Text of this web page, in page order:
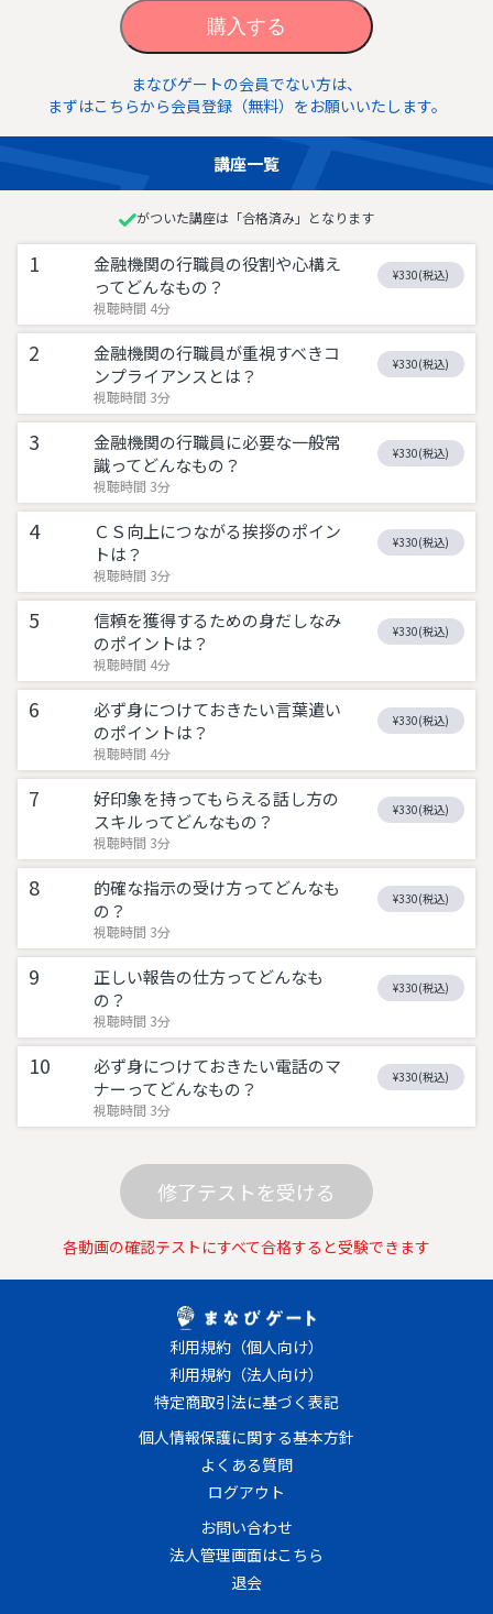
まなびゲートの会員でない方は、
まずはこちらから会員登録（無料）をお願いいたします。
講座一覧
がついた講座は「合格済み」となります
1
金融機関の行職員の役割や心構え
ってどんなもの？
視聴時間 4分
¥330(税込)
2
金融機関の行職員が重視すべきコ
ンプライアンスとは？
視聴時間 3分
¥330(税込)
3
金融機関の行職員に必要な一般常
識ってどんなもの？
視聴時間 3分
¥330(税込)
4
ＣＳ向上につながる挨拶のポイン
トは？
視聴時間 3分
¥330(税込)
5
信頼を獲得するための身だしなみ
のポイントは？
視聴時間 4分
¥330(税込)
6
必ず身につけておきたい言葉遣い
のポイントは？
視聴時間 4分
¥330(税込)
7
好印象を持ってもらえる話し方の
スキルってどんなもの？
視聴時間 3分
¥330(税込)
8
的確な指示の受け方ってどんなも
の？
視聴時間 3分
¥330(税込)
9
正しい報告の仕方ってどんなも
の？
視聴時間 3分
¥330(税込)
10
必ず身につけておきたい電話のマ
ナーってどんなもの？
視聴時間 3分
¥330(税込)
修了テストを受ける
各動画の確認テストにすべて合格すると受験できます
利用規約（個人向け）
利用規約（法人向け）
特定商取引法に基づく表記
個人情報保護に関する基本方針
よくある質問
ログアウト
お問い合わせ
法人管理画面はこちら
退会